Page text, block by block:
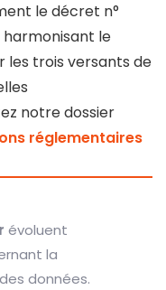
le décret n°
harmonisant le
les trois versants de
notre dossier
réglementaires
évoluent
la
données.